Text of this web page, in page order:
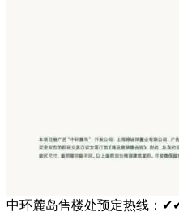
中环麓岛售楼处预定热线：